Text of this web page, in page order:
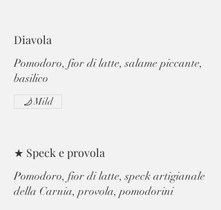
Diavola
Pomodoro, fior di latte, salame piccante,
basilico
Mild
★ Speck e provola
Pomodoro, fior di latte, speck artigianale
della Carnia, provola, pomodorini